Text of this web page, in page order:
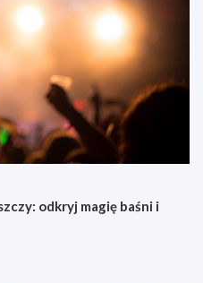
odkryj magię baśni i